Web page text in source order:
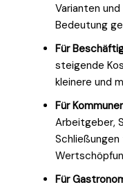
Varianten
Bedeutung
Für
steigende
kleinere und
Für
Arbeitgeber,
Für